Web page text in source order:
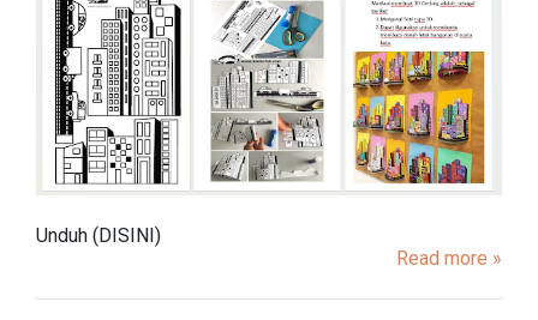
Unduh (DISINI)
Read more »